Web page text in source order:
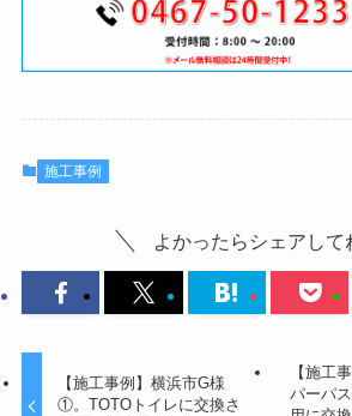
施工事例
よかったらシェアして
【施工事例】横浜市G様
①。TOTOトイレに交換さ
【施工
パーパ